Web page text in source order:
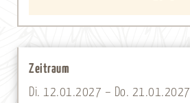
21.01.2027
Zeitraum
Di. 12.01.2027 – Do. 21.01.2027